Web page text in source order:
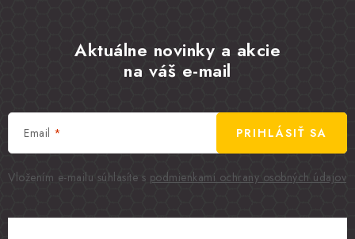
Aktuálne novinky a akcie
na váš e-mail
Email
Vložením e-mailu súhlasíte s podmienkami ochrany osobných údajov
PRIHLÁSIŤ SA